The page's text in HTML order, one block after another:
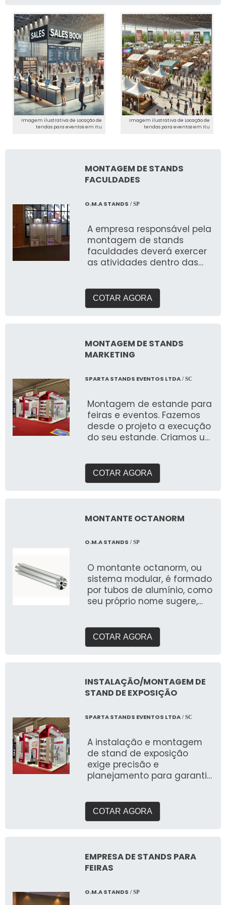
Imagem ilustrativa de Locação de
tendas para eventos em itu
Imagem ilustrativa de Locação de
tendas para eventos em itu
MONTAGEM DE STANDS
FACULDADES
O.M.A STANDS / SP
A empresa responsável pela
montagem de stands
faculdades deverá exercer
as atividades dentro das
COTAR AGORA
MONTAGEM DE STANDS
MARKETING
SPARTA STANDS EVENTOS LTDA/ SC
Montagem de estande para
feiras e eventos. Fazemos
desde o projeto a execução
do seu estande. Criamos um
necessidades e entregar o
que buscam expor em
para garantir a qualidade
COTAR AGORA
MONTANTE OCTANORM
O.M.A STANDS / SP
O montante octanorm, ou
sistema modular, é formado
por tubos de alumínio, como
seu próprio nome sugere,
COTAR AGORA
INSTALAÇÃO/MONTAGEM DE
STAND DE EXPOSIÇÃO
SPARTA STANDS EVENTOS LTDA/ SC
A instalação e montagem
de stand de exposição
exige precisão e
planejamento para garantir
atrativa. Utilizando materiais
de alta qualidade, como
iluminação, a montagem é
adaptável a diferentes
evento. Entre os benefícios,
destacam-se a otimização
COTAR AGORA
EMPRESA DE STANDS PARA
FEIRAS
O.M.A STANDS / SP